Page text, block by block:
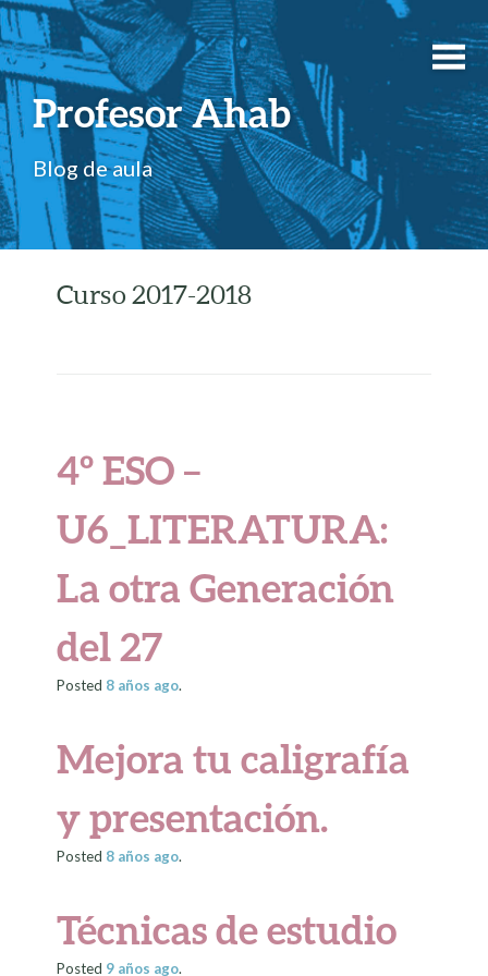
Profesor Ahab
Blog de aula
Curso 2017-2018
4º ESO –
U6_LITERATURA:
La otra Generación
del 27
Posted 8 años ago.
Mejora tu caligrafía
y presentación.
Posted 8 años ago.
Técnicas de estudio
Posted 9 años ago.